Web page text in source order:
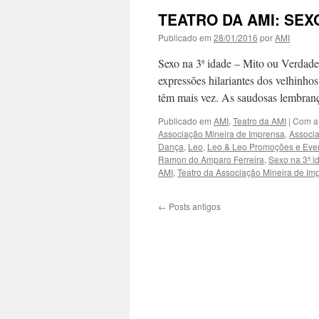
TEATRO DA AMI:
Publicado em 28/01/2016 porAMI
Sexo na 3ª idade – Mito ou
expressões hilariantes dos
têm mais vez. As saudosas
Publicado em AMI, Teatro da AMI | Com
Associação Mineira de Imprensa,
Dança, Leo, Leo & Leo Promoções e
Ramon do Amparo Ferreira, Sexo na 3ª
AMI, Teatro da Associação Mineira de
← Posts antigos